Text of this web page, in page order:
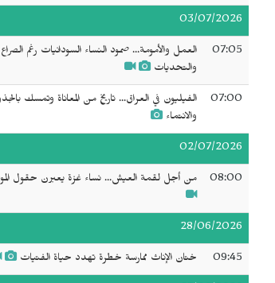
03/07/2026
07:05
العمل والأمومة... صمود النساء السودانيات رغم الصراع
والتحديات
07:00
الفيليون في العراق... تاريخ من المعاناة وتمسك
والانتماء
02/07/2026
08:00 من أجل لقمة العيش... نساء غزة يعبرن حقول
28/06/2026
09:45 ختان الإناث ممارسة خطرة تهدد حياة الفتيات